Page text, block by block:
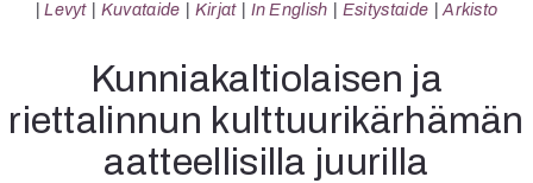
Tanssi
Sarjakuva
Sámegillii
Pääkirjoitus
Paperilehdestä
Levyt
Kuvataide Kirjat In English Esitystaide Arkisto
Kunniakaltiolaisen ja
riettalinnun kulttuurikärhämän
aatteellisilla juurilla